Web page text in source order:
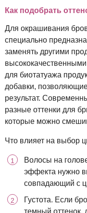
Как подобрать
Для окрашивания
специально
заменять другими
для биотатуажа
добавки,
результат.
разные оттенки для
которые можно
Что влияет на выбор
Волосы на
эффекта нужно
совпадающий с
Густота. Если
темный оттенок,